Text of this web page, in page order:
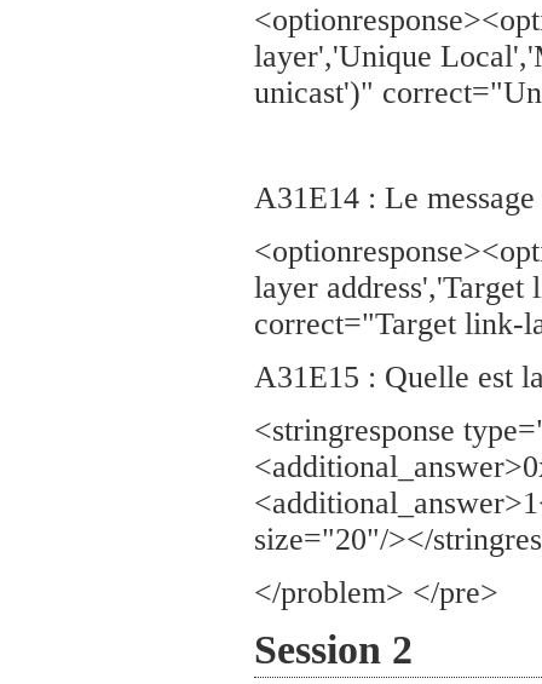
layer','Unique
unicast')"
A31E14 : Le
layer
correct="Target link-
A31E15 : Quelle est
<stringresponse
size="20"/></
</problem> </pre>
Session 2